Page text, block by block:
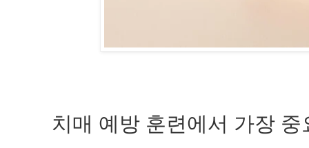
치매 예방 훈련에서 가장